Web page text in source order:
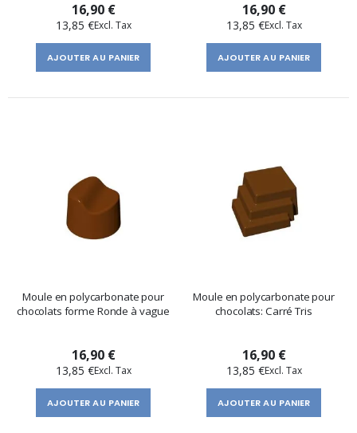
16,90 €
13,85 €
AJOUTER AU PANIER
16,90 €
13,85 €
AJOUTER AU PANIER
Moule en polycarbonate pour
chocolats forme Ronde à vague
16,90 €
13,85 €
AJOUTER AU PANIER
Moule en polycarbonate pour
chocolats: Carré Tris
16,90 €
13,85 €
AJOUTER AU PANIER